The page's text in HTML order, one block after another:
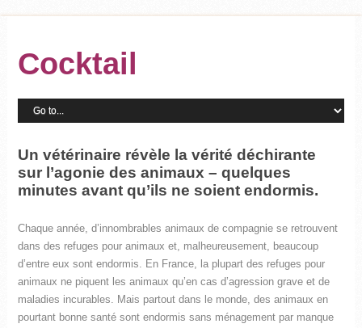
Cocktail
Un vétérinaire révèle la vérité déchirante
sur l’agonie des animaux – quelques
minutes avant qu’ils ne soient endormis.
Chaque année, d’innombrables animaux de compagnie se retrouvent
dans des refuges pour animaux et, malheureusement, beaucoup
d’entre eux sont endormis. En France, la plupart des refuges pour
animaux ne piquent les animaux qu’en cas d’agression grave et de
maladies incurables. Mais partout dans le monde, des animaux en
pourtant bonne santé sont endormis sans ménagement par manque